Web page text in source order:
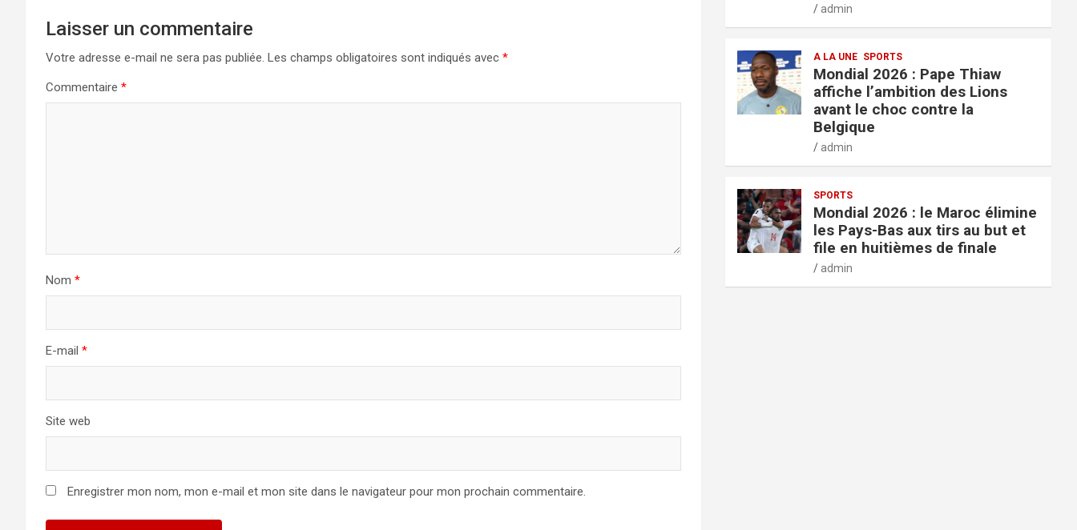
Laisser un commentaire
Votre adresse e-mail ne sera pas publiée. Les champs obligatoires sont indiqués avec *
Commentaire *
Nom *
E-mail *
Site web
Enregistrer mon nom, mon e-mail et mon site dans le navigateur pour mon prochain commentaire.
admin
A LA UNE SPORTS
Mondial 2026 : Pape Thiaw
affiche l’ambition des Lions
avant le choc contre la
Belgique
admin
SPORTS
Mondial 2026 : le Maroc élimine
les Pays-Bas aux tirs au but et
file en huitièmes de finale
admin